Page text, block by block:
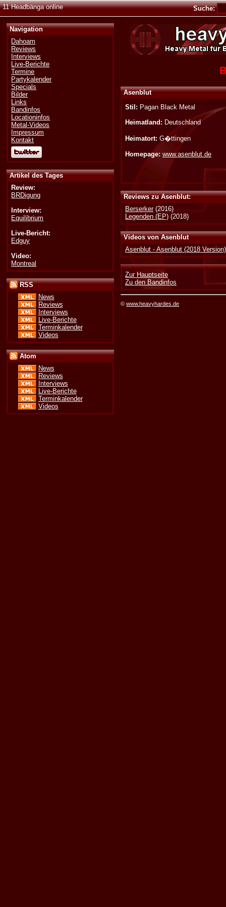
11 Headbänga online Suche:
Navigation
Dahoam
Reviews
Interviews
Live-Berichte
Termine
Partykalender
Specials
Bilder
Links
Bandinfos
Locationinfos
Metal-Videos
Impressum
Kontakt
Artikel des Tages
Review:
BRDigung
Interview:
Equilibrium
Live-Bericht:
Edguy
Video:
Montreal
RSS
News
Reviews
Interviews
Live-Berichte
Terminkalender
Videos
Atom
News
Reviews
Interviews
Live-Berichte
Terminkalender
Videos
Asenblut
Stil: Pagan Black Metal
Heimatland: Deutschland
Heimatort: G�ttingen
Homepage: www.asenblut.de
Reviews zu Asenblut:
Berserker(2016)
Legenden (EP) (2018)
Videos von Asenblut
Asenblut - Asenblut (2018 Version)
Zur Hauptseite
Zu den Bandinfos
©www.heavyhardes.de